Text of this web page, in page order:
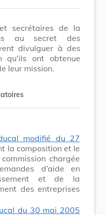
secrétaires de la
au secret des
divulguer à des
qu'ils ont obtenue
leur mission.
modifié du 27
la composition et le
chargée
d’aide en
et de la
des entreprises
du 30 mai 2005